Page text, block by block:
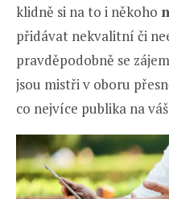
klidně si na to i někoho
přidávat nekvalitní či
pravděpodobně se
jsou mistři v oboru
co nejvíce publika na